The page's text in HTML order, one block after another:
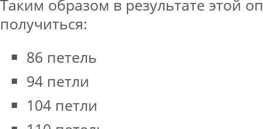
Таким образом в результате этой
получиться:
86 петель
94 петли
104 петли